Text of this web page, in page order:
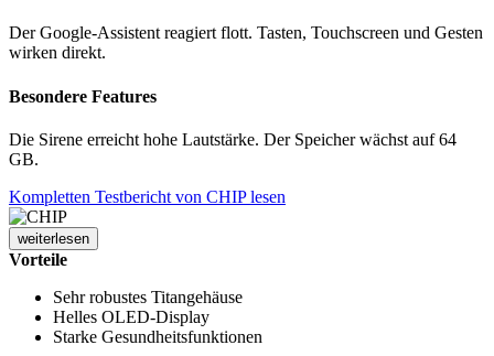
Der Google-Assistent reagiert flott. Tasten, Touchscreen und Gesten
wirken direkt.
Besondere Features
Die Sirene erreicht hohe Lautstärke. Der Speicher wächst auf 64
GB.
Kompletten Testbericht von CHIP lesen
weiterlesen
Vorteile
Sehr robustes Titangehäuse
Helles OLED-Display
Starke Gesundheitsfunktionen